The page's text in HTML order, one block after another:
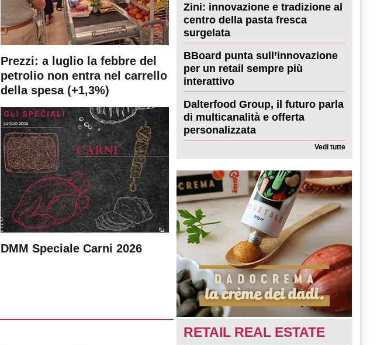
Prezzi: a luglio la febbre del
petrolio non entra nel carrello
della spesa (+1,3%)
DMM Speciale Carni 2026
Zini: innovazione e tradizione al
centro della pasta fresca
surgelata
BBoard punta sull’innovazione
per un retail sempre più
interattivo
Dalterfood Group, il futuro parla
di multicanalità e offerta
personalizzata
Vedi tutte
RETAIL REAL ESTATE